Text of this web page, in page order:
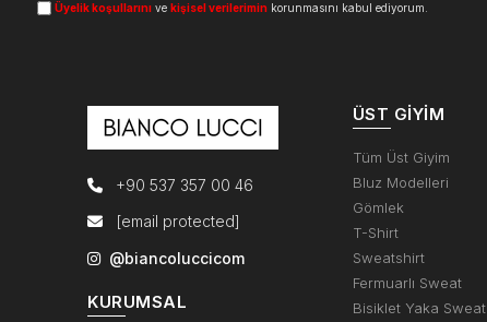
Üyelik koşullarını ve kişisel verilerimin korunmasını kabul ediyorum.
+90 537 357 00 46
[email protected]
@biancoluccicom
KURUMSAL
ÜST GIYIM
Tüm Üst Giyim
Bluz Modelleri
Gömlek
T-Shirt
Sweatshirt
Fermuarlı Sweat
Bisiklet Yaka Sweat